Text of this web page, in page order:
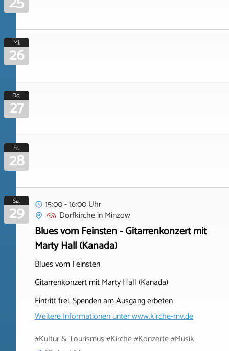
Mi.
26
Do.
27
Fr.
28
Sa.
29
15:00 - 16:00 Uhr
DorfkircheinMinzow
Blues vom Feinsten - Gitarrenkonzert mit
Marty Hall (Kanada)
Blues vom Feinsten
Gitarrenkonzert mit Marty Hall (Kanada)
Eintritt frei, Spenden am Ausgang erbeten
Weitere Informationen unterwww.kirche-mv.de
#Kultur & Tourismus #Kirche #Konzerte #Musik